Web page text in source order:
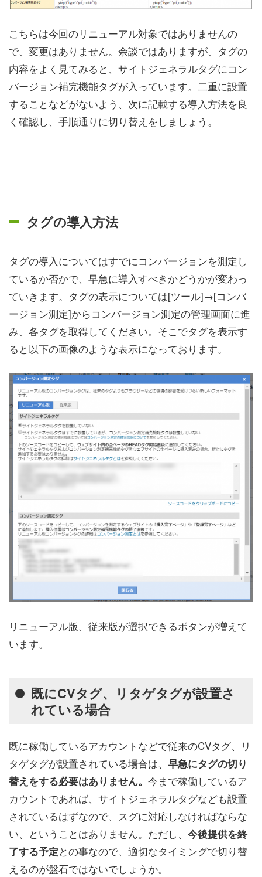
こちらは今回のリニューアル対象ではありませんの
で、変更はありません。余談ではありますが、タグの
内容をよく見てみると、サイトジェネラルタグにコン
バージョン補完機能タグが入っています。二重に設置
することなどがないよう、次に記載する導入方法を良
く確認し、手順通りに切り替えをしましょう。
タグの導入方法
タグの導入についてはすでにコンバージョンを測定し
ているか否かで、早急に導入すべきかどうかが変わっ
ていきます。タグの表示については[ツール]→[コンバ
ージョン測定]からコンバージョン測定の管理画面に進
み、各タグを取得してください。そこでタグを表示す
ると以下の画像のような表示になっております。
リニューアル版、従来版が選択できるボタンが増えて
います。
既にCVタグ、リタゲタグが設置さ
れている場合
既に稼働しているアカウントなどで従来のCVタグ、リ
タゲタグが設置されている場合は、 早急にタグの切り
替えをする必要はありません。 今まで稼働しているア
カウントであれば、サイトジェネラルタグなども設置
されているはずなので、スグに対応しなければならな
い、ということはありません。ただし、 今後提供を終
了する予定との事なので、適切なタイミングで切り替
えるのが盤石ではないでしょうか。